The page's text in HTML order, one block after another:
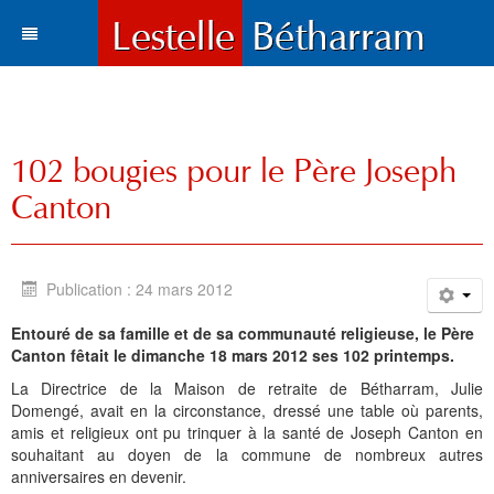
Vie municipale
Travaux
Solidarité et environnement
Culture et loisirs
Sports
Situation et accès
Environnement
Fonds d'écran
Photos et cartes postales
Cartes postales anciennes
Contacts
Tourisme
Votre destination
Gîtes et meublés
Chambres d'Hôtes
Camping et chalets
Bases de Loisirs
Balades et randonnées
Parcours d'orientation
Visites et découvertes
Les Grottes de Bétharram
Produits régionaux
Histoire
La Chapelle de Bétharram
Reconstruction du Pont
Le XVIIIe siécle
Le nom de Lestelle
Toponymie gasconne
Chroniques locales
Archives
La charte de Lestelle
Patrimoines
Bienvenue
Archives
Le conseil municipal
Les membres du Conseil
Commissions municipales
Informations
Le service administratif
Communauté de communes
Santé
Education
Petite enfance
Entreprises
Bétharram
Histoire
Chronologie
Patrimoine
102 bougies pour le Père Joseph
Canton
Publication : 24 mars 2012
Entouré de sa famille et de sa communauté religieuse, le Père
Canton fêtait le dimanche 18 mars 2012 ses 102 printemps.
La Directrice de la Maison de retraite de Bétharram, Julie
Domengé, avait en la circonstance, dressé une table où parents,
amis et religieux ont pu trinquer à la santé de Joseph Canton en
souhaitant au doyen de la commune de nombreux autres
anniversaires en devenir.